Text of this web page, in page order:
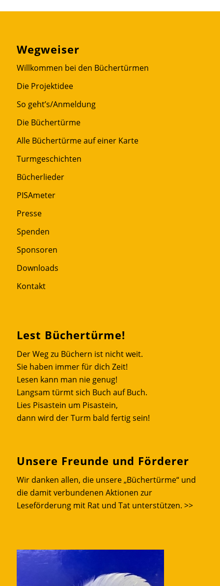
Wegweiser
Willkommen bei den Büchertürmen
Die Projektidee
So geht’s/Anmeldung
Die Büchertürme
Alle Büchertürme auf einer Karte
Turmgeschichten
Bücherlieder
PISAmeter
Presse
Spenden
Sponsoren
Downloads
Kontakt
Lest Büchertürme!
Der Weg zu Büchern ist nicht weit.
Sie haben immer für dich Zeit!
Lesen kann man nie genug!
Langsam türmt sich Buch auf Buch.
Lies Pisastein um Pisastein,
dann wird der Turm bald fertig sein!
Unsere Freunde und Förderer
Wir danken allen, die unsere „Büchertürme“ und
die damit verbundenen Aktionen zur
Leseförderung mit Rat und Tat unterstützen. >>